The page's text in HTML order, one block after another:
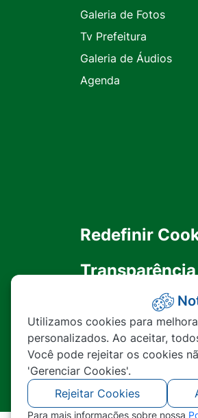
Galeria de Fotos
Tv Prefeitura
Galeria de Áudios
Agenda
Redefinir
Transparência
Ouvidoria
SIC
Utilizamos cookies para
personalizados. Ao aceitar,
Você pode rejeitar os cookies
'Gerenciar Cookies'.
Rejeitar Cookies
Para mais informações sobre nossa